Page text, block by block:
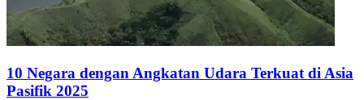
10 Negara dengan Angkatan Udara Terkuat di Asia
Pasifik 2025